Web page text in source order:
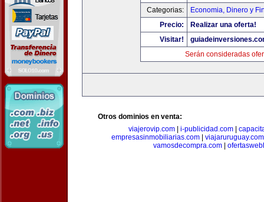
Categorias:
Economia, Dinero y
Precio:
Realizar una oferta!
Visitar!
Serán consideradas
Otros dominios en venta:
viajerovip.com
i-publicidad.com
empresasinmobiliarias.com
viajaruruguay.com
vamosdecompra.com